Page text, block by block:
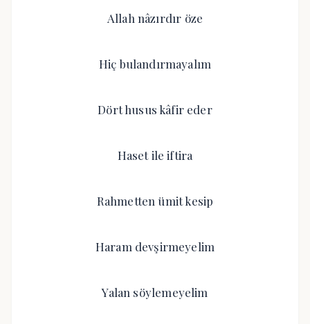
Allah nâzırdır öze
Hiç bulandırmayalım
Dört husus kâfir eder
Haset ile iftira
Rahmetten ümit kesip
Haram devşirmeyelim
Yalan söylemeyelim